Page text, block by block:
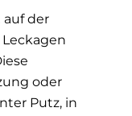
auf der
oder
Putz, in